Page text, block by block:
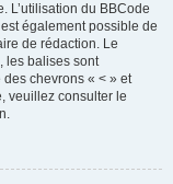
L’utilisation du BBCode
également possible de
de rédaction. Le
les balises sont
chevrons « < » et
veuillez consulter le